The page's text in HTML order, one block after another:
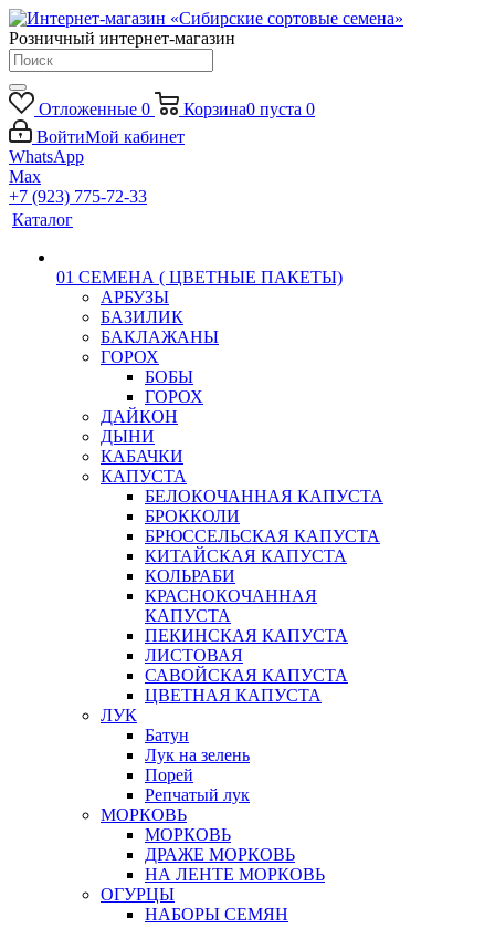
Розничный интернет-магазин
Отложенные 0 Корзина0 пуста 0
ВойтиМой кабинет
WhatsApp
Max
+7 (923) 775-72-33
Каталог
01 СЕМЕНА ( ЦВЕТНЫЕ ПАКЕТЫ)
АРБУЗЫ
БАЗИЛИК
БАКЛАЖАНЫ
ГОРОХ
БОБЫ
ГОРОХ
ДАЙКОН
ДЫНИ
КАБАЧКИ
КАПУСТА
БЕЛОКОЧАННАЯ КАПУСТА
БРОККОЛИ
БРЮССЕЛЬСКАЯ КАПУСТА
КИТАЙСКАЯ КАПУСТА
КОЛЬРАБИ
КРАСНОКОЧАННАЯ
КАПУСТА
ПЕКИНСКАЯ КАПУСТА
ЛИСТОВАЯ
САВОЙСКАЯ КАПУСТА
ЦВЕТНАЯ КАПУСТА
ЛУК
Батун
Лук на зелень
Порей
Репчатый лук
МОРКОВЬ
МОРКОВЬ
ДРАЖЕ МОРКОВЬ
НА ЛЕНТЕ МОРКОВЬ
ОГУРЦЫ
НАБОРЫ СЕМЯН